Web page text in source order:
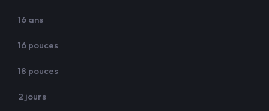
16 ans
16 pouces
18 pouces
2 jours